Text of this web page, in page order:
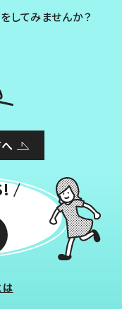
してみませんか？
は